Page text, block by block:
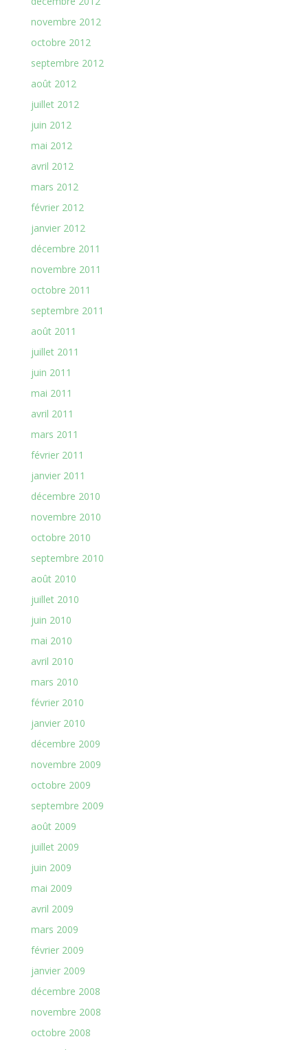
novembre 2012
octobre 2012
septembre 2012
août 2012
juillet 2012
juin 2012
mai 2012
avril 2012
mars 2012
février 2012
janvier 2012
décembre 2011
novembre 2011
octobre 2011
septembre 2011
août 2011
juillet 2011
juin 2011
mai 2011
avril 2011
mars 2011
février 2011
janvier 2011
décembre 2010
novembre 2010
octobre 2010
septembre 2010
août 2010
juillet 2010
juin 2010
mai 2010
avril 2010
mars 2010
février 2010
janvier 2010
décembre 2009
novembre 2009
octobre 2009
septembre 2009
août 2009
juillet 2009
juin 2009
mai 2009
avril 2009
mars 2009
février 2009
janvier 2009
décembre 2008
novembre 2008
octobre 2008